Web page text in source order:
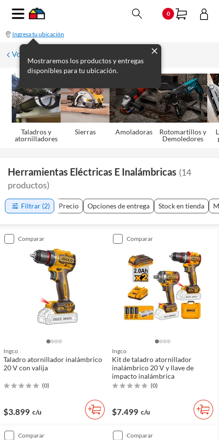
0
Ingresa tu ubicación
Mostraremos los productos y entregas
disponibles para tu ubicación.
Volver
Taladros y
atornilladores
Sierras Amoladoras
Rotomartillos y
Demoledores
Herramientas Eléctricas E Inalámbricas (14
productos)
Filtrar (2) Precio Opciones de entrega Stock en tienda
comparar
Ingco
Taladro atornillador inalámbrico
20 V con valija
(0)
$3.899 c/u
comparar
Ingco
Kit de taladro atornillador
inalámbrico 20 V y llave de
impacto inalámbrica
(0)
$7.499 c/u
comparar comparar